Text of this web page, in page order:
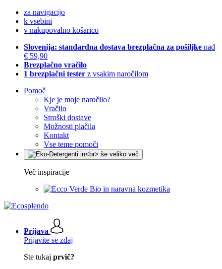
za navigacijo
k vsebini
v nakupovalno košarico
Slovenija: standardna dostava brezplačna za pošiljke nad
€ 59,90
Brezplačno vračilo
1 brezplačni tester z vsakim naročilom
Pomoč
Kje je moje naročilo?
Vračilo
Stroški dostave
Možnosti plačila
Kontakt
Vse teme pomoči
Več inspiracije
Bio in naravna kozmetika
Prijava
Prijavite se zdaj
Ste tukaj prvič?